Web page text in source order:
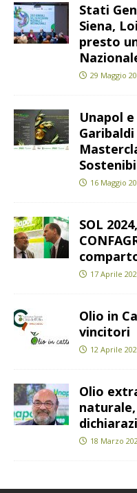
Stati
Siena,
presto
29 Maggio
Unapol
16 Maggio
SOL
17 Aprile
Olio in
vincitori
12 Aprile
Olio
18 Marzo